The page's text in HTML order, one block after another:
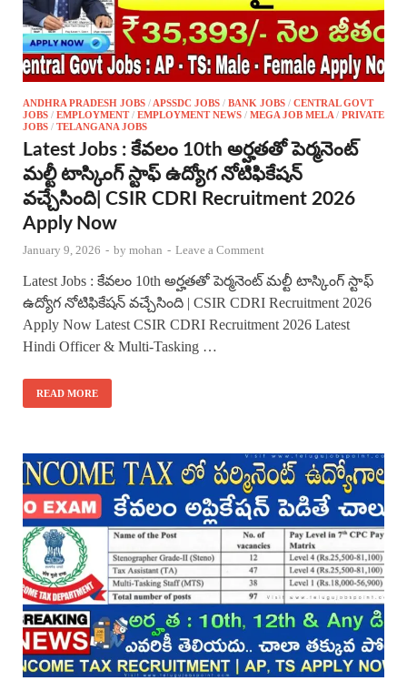
ANDHRA PRADESH JOBS / APSSDC JOBS / BANK JOBS / CENTRAL GOVT
JOBS / EMPLOYMENT/ EMPLOYMENT NEWS / MEGA JOB MELA / PRIVATE
JOBS / TELANGANA JOBS
Latest Jobs : కేవలం 10th అర్హతతో పెర్మనెంట్
మల్టీ టాస్కింగ్ స్టాఫ్ ఉద్యోగ నోటిఫికేషన్
వచ్చేసింది| CSIR CDRI Recruitment 2026
Apply Now
January 9, 2026 - by mohan - Leave a Comment
Latest Jobs : కేవలం 10th అర్హతతో పెర్మనెంట్ మల్టీ టాస్కింగ్ స్టాఫ్
ఉద్యోగ నోటిఫికేషన్ వచ్చేసింది | CSIR CDRI Recruitment 2026
Apply Now Latest CSIR CDRI Recruitment 2026 Latest
Hindi Officer & Multi-Tasking …
READ MORE